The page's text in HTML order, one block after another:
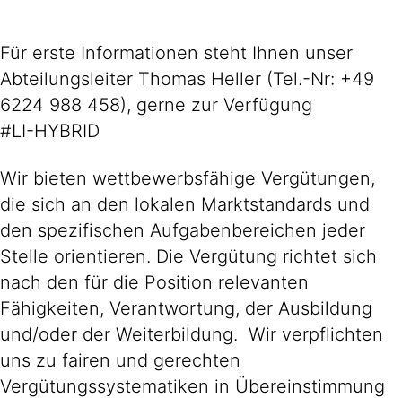
Für erste Informationen steht Ihnen unser
Abteilungsleiter Thomas Heller (Tel.-Nr: +49
6224 988 458), gerne zur Verfügung
#LI-HYBRID
Wir bieten wettbewerbsfähige Vergütungen,
die sich an den lokalen Marktstandards und
den spezifischen Aufgabenbereichen jeder
Stelle orientieren. Die Vergütung richtet sich
nach den für die Position relevanten
Fähigkeiten, Verantwortung, der Ausbildung
und/oder der Weiterbildung. Wir verpflichten
uns zu fairen und gerechten
Vergütungssystematiken in Übereinstimmung